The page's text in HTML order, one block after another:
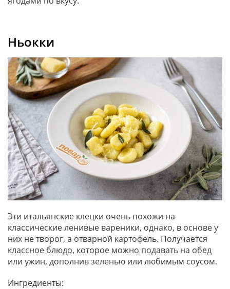
Ньокки
Эти итальянские клецки очень похожи на
классические ленивые вареники, однако, в основе у
них не творог, а отварной картофель. Получается
классное блюдо, которое можно подавать на обед
или ужин, дополнив зеленью или любимым соусом.
Ингредиенты: